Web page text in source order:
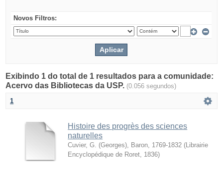
Novos Filtros:
Exibindo 1 do total de 1 resultados para a comunidade:
Acervo das Bibliotecas da USP. (0.056 segundos)
1
Histoire des progrès des sciences
naturelles
Cuvier, G. (Georges), Baron, 1769-1832 ( Librairie
Encyclopédique de Roret 1836)